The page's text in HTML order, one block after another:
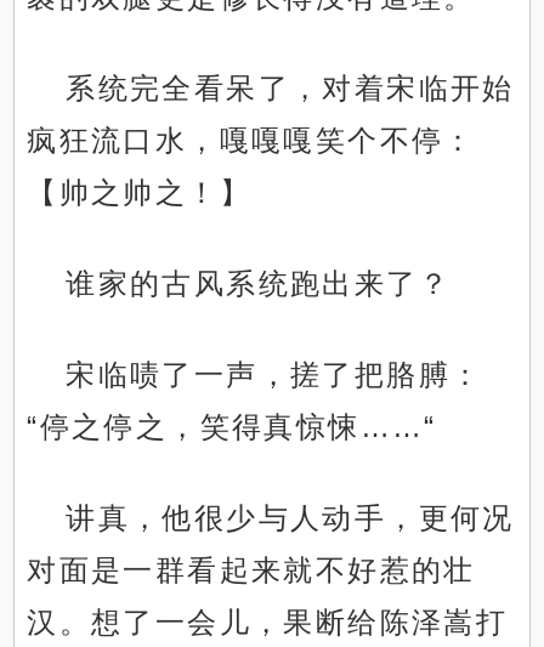
系统完全看呆了，对着宋临开始
疯狂流口水，嘎嘎嘎笑个不停：
【帅之帅之！】
谁家的古风系统跑出来了？
宋临啧了一声，搓了把胳膊：
“停之停之，笑得真惊悚……“
讲真，他很少与人动手，更何况
对面是一群看起来就不好惹的壮
汉。想了一会儿，果断给陈泽嵩打